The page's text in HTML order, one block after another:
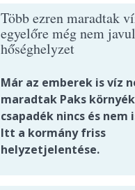
Több ezren maradtak
egyelőre még nem
hőséghelyzet
Már az emberek is víz
maradtak Paks
csapadék nincs és nem
Itt a kormány friss
helyzetjelentése.